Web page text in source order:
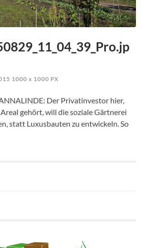
1000x 1000 PX
Der Privatinvestor hier,
gehört, will die soziale Gärtnerei
statt Luxusbauten zu entwickeln. So